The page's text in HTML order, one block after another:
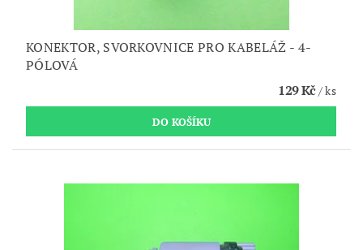
KONEKTOR, SVORKOVNICE PRO KABELÁŽ - 4-
PÓLOVÁ
129 Kč/ ks